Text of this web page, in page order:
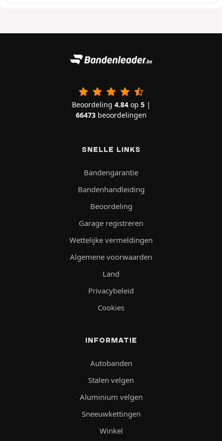
Beoordeling 4.84op 5|
66473beoordelingen
SNELLE LINKS
Bandengarantie
Bandenhandleiding
Beoordeling
Garage registreren
Wettelijke vermeldingen
Algemene voorwaarden
Land
Privacybeleid
Cookies
INFORMATIE
Autobanden
Stalen velgen
Aluminium velgen
Sneeuwkettingen
Winkel